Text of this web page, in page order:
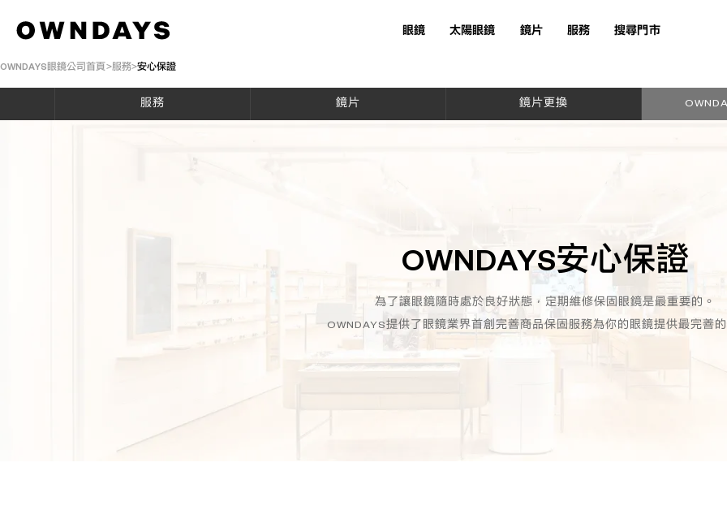
眼鏡 太陽眼鏡 鏡片 服務 搜尋門市
OWNDAYS眼鏡公司首頁 服務 安心保證
服務 鏡片 鏡片更換
OWNDAYS安心保證
為了讓眼鏡隨時處於良好狀態，定期維修保固眼鏡是最重要的。
OWNDAYS提供了眼鏡業界首創完善商品保固服務為你的眼鏡提供最完善